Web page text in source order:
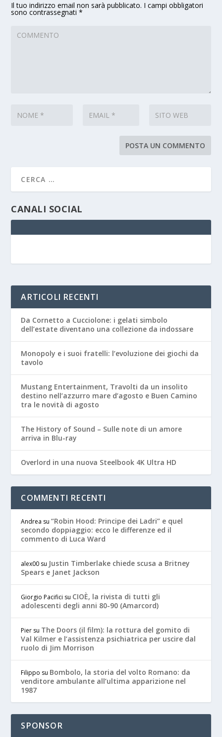
Il tuo indirizzo email non sarà pubblicato. I campi obbligatori
sono contrassegnati*
CANALI SOCIAL
ARTICOLI RECENTI
Da Cornetto a Cucciolone: i gelati simbolo
dell’estate diventano una collezione da indossare
Monopoly e i suoi fratelli: l’evoluzione dei giochi da
tavolo
Mustang Entertainment, Travolti da un insolito
destino nell’azzurro mare d’agosto e Buen Camino
tra le novità di agosto
The History of Sound – Sulle note di un amore
arriva in Blu-ray
Overlord in una nuova Steelbook 4K Ultra HD
COMMENTI RECENTI
Andrea su“Robin Hood: Principe dei Ladri” e quel
secondo doppiaggio: ecco le differenze ed il
commento di Luca Ward
alex00 su Justin Timberlake chiede scusa a Britney
Spears e Janet Jackson
Giorgio Pacifici su CIOÈ, la rivista di tutti gli
adolescenti degli anni 80-90 (Amarcord)
Pier su The Doors (il film): la rottura del gomito di
Val Kilmer e l’assistenza psichiatrica per uscire dal
ruolo di Jim Morrison
Filippo su Bombolo, la storia del volto Romano: da
venditore ambulante all’ultima apparizione nel
1987
SPONSOR